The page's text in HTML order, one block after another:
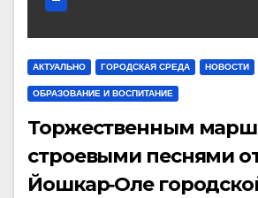
АКТУАЛЬНО ГОРОДСКАЯ СРЕДА НОВОСТИ
ОБРАЗОВАНИЕ И ВОСПИТАНИЕ
Торжественным
строевыми песнями
Йошкар‑Оле